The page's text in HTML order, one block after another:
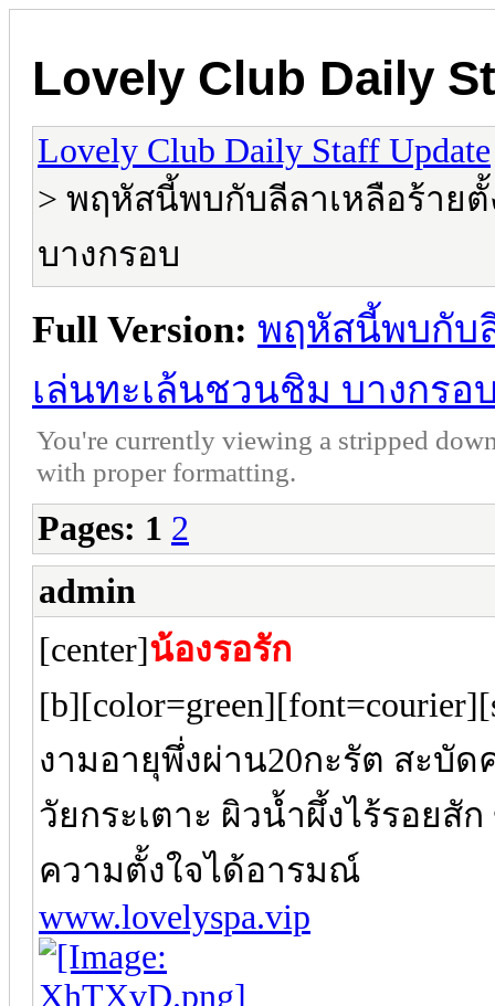
Lovely Club Daily
Lovely Club Daily Staff Update
> พฤหัสนี้พบกับลีลาเหลือร้าย
บางกรอบ
Full Version: พฤหัสนี้พบกับ
เล่นทะเล้นชวนชิม บางกรอ
You're currently viewing a stripped
with proper formatting.
Pages: 1 2
admin
[center]น้องรอรัก
งามอายุพึ่งผ่าน20กะรัต สะบั
วัยกระเตาะ ผิวน้ำผึ้งไร้รอย
ความตั้งใจได้อารมณ์
www.lovelyspa.vip